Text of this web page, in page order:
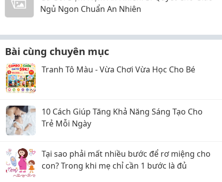
Ngủ Ngon Chuẩn An Nhiên
Bài cùng chuyên mục
Tranh Tô Màu - Vừa Chơi Vừa Học Cho Bé
10 Cách Giúp Tăng Khả Năng Sáng Tạo Cho
Trẻ Mỗi Ngày
Tại sao phải mất nhiều bước để rơ miệng cho
con? Trong khi mẹ chỉ cần 1 bước là đủ